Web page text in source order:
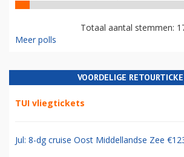
Totaal aantal stemmen:
Meer polls
VOORDELIGE
TUI vliegtickets
Jul: 8-dg cruise Oost Middellandse Zee